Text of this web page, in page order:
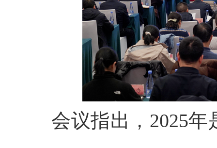
会议指出，2025